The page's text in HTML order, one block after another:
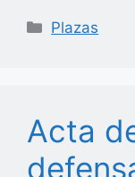
Categorías
Plazas
Acta